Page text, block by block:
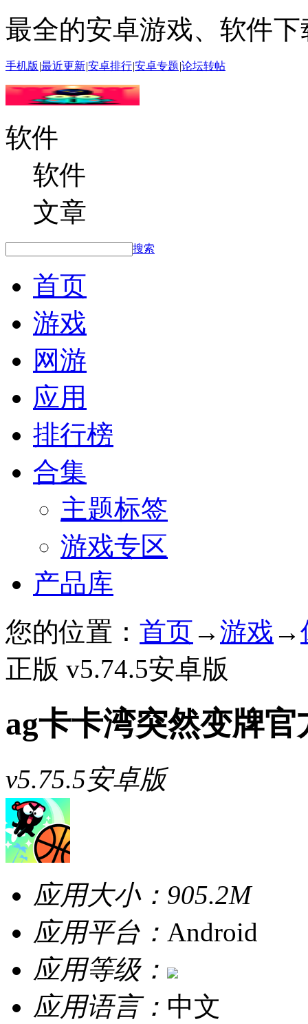
最全的安卓游戏、软件下
手机版 |最近更新|安卓排行|安卓专题|论坛转帖
软件
软件
文章
搜索
首页
游戏
网游
应用
排行榜
合集
主题标签
游戏专区
产品库
您的位置： 首页 →游戏 →
正版 v5.74.5安卓版
ag卡卡湾突然变牌官
v5.75.5安卓版
应用大小： 905.2M
应用平台： Android
应用等级：
应用语言： 中文